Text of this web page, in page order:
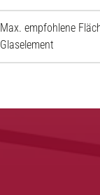
Max. empfohlene
Glaselement